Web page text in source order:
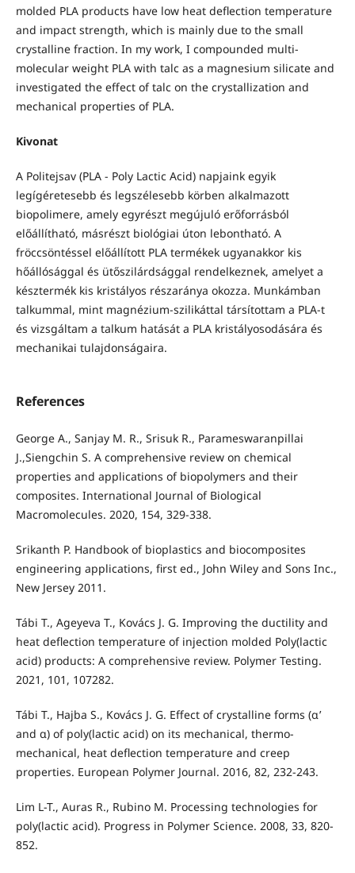
molded PLA products have low heat deflection temperature
and impact strength, which is mainly due to the small
crystalline fraction. In my work, I compounded multi-
molecular weight PLA with talc as a magnesium silicate and
investigated the effect of talc on the crystallization and
mechanical properties of PLA.
Kivonat
A Politejsav (PLA - Poly Lactic Acid) napjaink egyik
legígéretesebb és legszélesebb körben alkalmazott
biopolimere, amely egyrészt megújuló erőforrásból
előállítható, másrészt biológiai úton lebontható. A
fröccsöntéssel előállított PLA termékek ugyanakkor kis
hőállósággal és ütőszilárdsággal rendelkeznek, amelyet a
késztermék kis kristályos részaránya okozza. Munkámban
talkummal, mint magnézium-szilikáttal társítottam a PLA-t
és vizsgáltam a talkum hatását a PLA kristályosodására és
mechanikai tulajdonságaira.
References
George A., Sanjay M. R., Srisuk R., Parameswaranpillai
J.,Siengchin S. A comprehensive review on chemical
properties and applications of biopolymers and their
composites. International Journal of Biological
Macromolecules. 2020, 154, 329-338.
Srikanth P. Handbook of bioplastics and biocomposites
engineering applications, first ed., John Wiley and Sons Inc.,
New Jersey 2011.
Tábi T., Ageyeva T., Kovács J. G. Improving the ductility and
heat deflection temperature of injection molded Poly(lactic
acid) products: A comprehensive review. Polymer Testing.
2021, 101, 107282.
Tábi T., Hajba S., Kovács J. G. Effect of crystalline forms (α’
and α) of poly(lactic acid) on its mechanical, thermo-
mechanical, heat deflection temperature and creep
properties. European Polymer Journal. 2016, 82, 232-243.
Lim L-T., Auras R., Rubino M. Processing technologies for
poly(lactic acid). Progress in Polymer Science. 2008, 33, 820-
852.